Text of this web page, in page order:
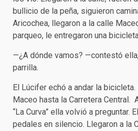
bullicio de la peña, siguieron
Aricochea, llegaron a la calle
parqueo, le entregaron una
—¿A dónde vamos? —contestó
parrilla.
El Lúcifer echó a andar la
Maceo hasta la Carretera Central.
“La Curva” ella volvió a preguntar.
pedales en silencio. Llegaron a la